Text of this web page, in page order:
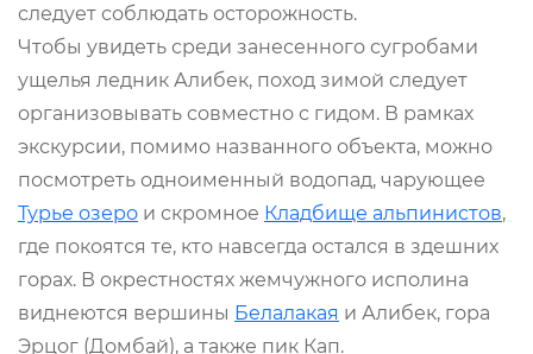
следует соблюдать осторожность.
Чтобы увидеть среди занесенного сугробами
ущелья ледник Алибек, поход зимой следует
организовывать совместно с гидом. В рамках
экскурсии, помимо названного объекта, можно
посмотреть одноименный водопад, чарующее
Турье озеро и скромное Кладбище альпинистов,
где покоятся те, кто навсегда остался в здешних
горах. В окрестностях жемчужного исполина
виднеются вершины Белалакая и Алибек, гора
Эрцог (Домбай), а также пик Кап.